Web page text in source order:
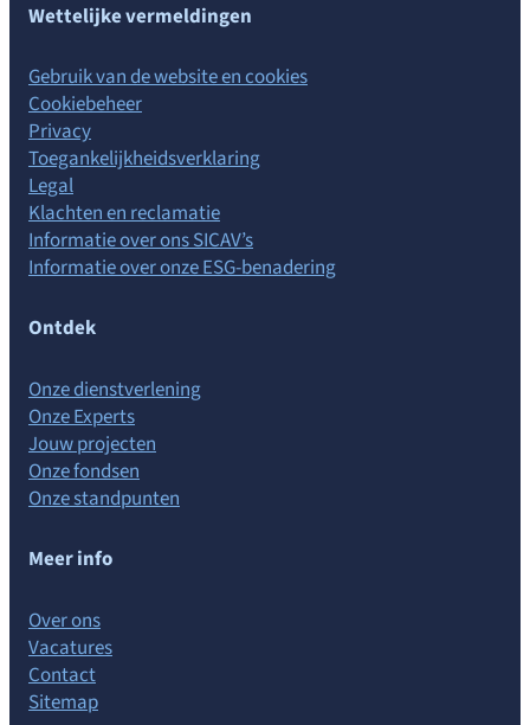
Wettelijke vermeldingen
Gebruik van de website en cookies
Cookiebeheer
Privacy
Toegankelijkheidsverklaring
Legal
Klachten en reclamatie
Informatie over ons SICAV’s
Informatie over onze ESG-benadering
Ontdek
Onze dienstverlening
Onze Experts
Jouw projecten
Onze fondsen
Onze standpunten
Meer info
Over ons
Vacatures
Contact
Sitemap